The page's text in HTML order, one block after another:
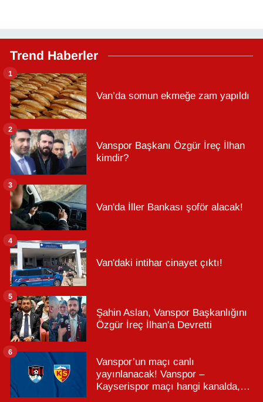
Trend Haberler
Van’da somun ekmeğe zam yapıldı
1
Vanspor Başkanı Özgür İreç İlhan
kimdir?
2
Van'da İller Bankası şoför alacak!
3
Van'daki intihar cinayet çıktı!
4
Şahin Aslan, Vanspor Başkanlığını
Özgür İreç İlhan'a Devretti
5
Vanspor’un maçı canlı
yayınlanacak! Vanspor –
Kayserispor maçı hangi kanalda,
6